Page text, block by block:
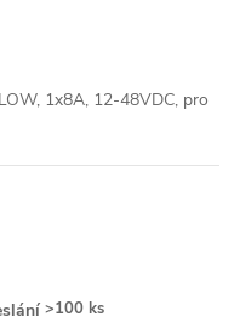
1x8A, 12-48VDC, pro
>100 ks